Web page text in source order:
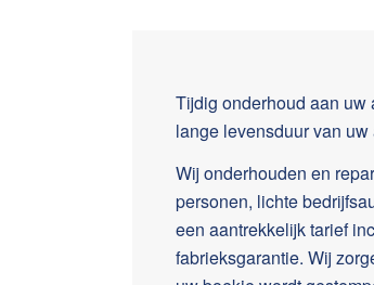
Tijdig onderhoud aan uw
lange levensduur van uw
Wij onderhouden en
personen, lichte
een aantrekkelijk tarief
fabrieksgarantie. Wij